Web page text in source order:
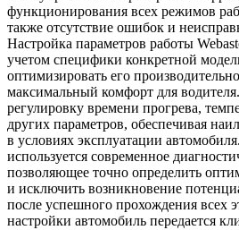
функционирования всех режимов
также отсутствие ошибок и
Настройка параметров работы
учетом специфики конкретной
оптимизировать его
максимальный комфорт для
регулировку времени прогрева,
других параметров, обеспечивая
в условиях эксплуатации
используется современное
позволяющее точно определить
и исключить возникновение
после успешного прохождения всех
настройки автомобиль передается